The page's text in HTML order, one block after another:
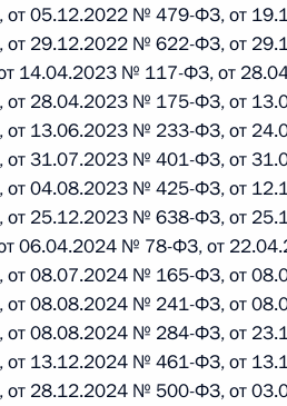
26.07.2026 г. № 267-ФЗ
2 Федерального закона «О
26.07.2026 г. № 251-ФЗ
кодекс Российской
Федерации
05.12.2022 № 479-ФЗ, от
29.12.2022 № 622-ФЗ, от
14.04.2023 № 117-ФЗ, от
28.04.2023 № 175-ФЗ, от
13.06.2023 № 233-ФЗ, от
31.07.2023 № 401-ФЗ, от
04.08.2023 № 425-ФЗ, от
25.12.2023 № 638-ФЗ, от
06.04.2024 № 78-ФЗ, от
08.07.2024 № 165-ФЗ, от
08.08.2024 № 241-ФЗ, от
08.08.2024 № 284-ФЗ, от
13.12.2024 № 461-ФЗ, от
28.12.2024 № 500-ФЗ, от